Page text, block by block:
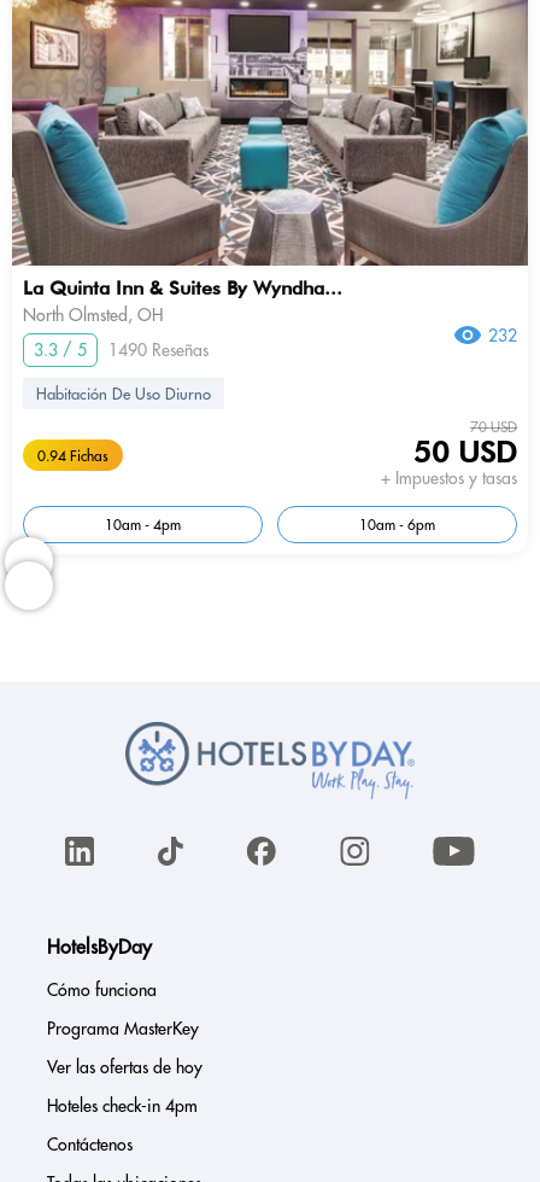
La Quinta Inn & Suites By Wyndha...
North Olmsted, OH
3.3 / 5
1490 Reseñas
232
Habitación De Uso Diurno
0.94 Fichas
70 USD
50 USD
+ Impuestos y tasas
10am - 4pm 10am - 6pm
HotelsByDay
Cómo funciona
Programa MasterKey
Ver las ofertas de hoy
Hoteles check-in 4pm
Contáctenos